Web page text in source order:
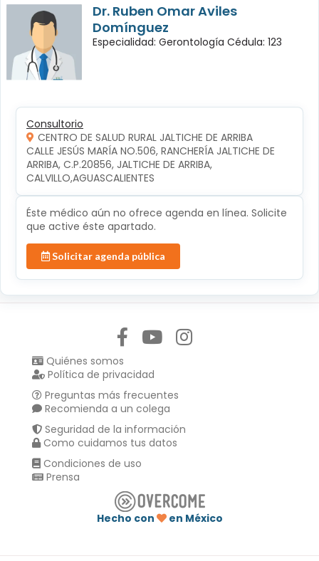
Dr. Ruben Omar Aviles
Domínguez
Especialidad: Gerontología Cédula: 123
Consultorio
CENTRO DE SALUD RURAL JALTICHE DE ARRIBA
CALLE JESÚS MARÍA NO.506, RANCHERÍA JALTICHE DE
ARRIBA, C.P.20856, JALTICHE DE ARRIBA,
CALVILLO,AGUASCALIENTES
Éste médico aún no ofrece agenda en línea. Solicite
que active éste apartado.
Solicitar agenda pública
Quiénes somos
Política de privacidad
Preguntas más frecuentes
Recomienda a un colega
Seguridad de la información
Como cuidamos tus datos
Condiciones de uso
Prensa
Hecho con
en México